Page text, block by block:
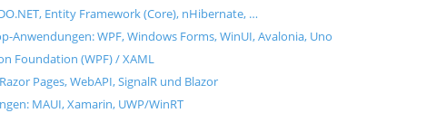
Entity Framework (Core), nHibernate, …
Anwendungen: WPF, Windows Forms, WinUI, Avalonia, Uno
Foundation (WPF) / XAML
Pages, WebAPI, SignalR und Blazor
MAUI, Xamarin, UWP/WinRT